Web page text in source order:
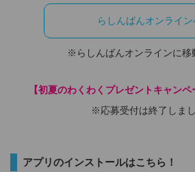
らしんばんオンライン
※らしんばんオンラインに移
【初夏のわくわくプレゼントキャンペ
※応募受付は終了しまし
アプリのインストールはこちら！